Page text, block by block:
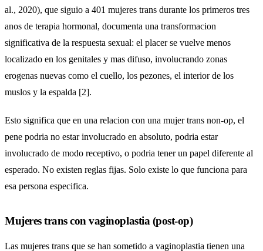
al., 2020), que siguio a 401 mujeres trans durante los primeros tres
anos de terapia hormonal, documenta una transformacion
significativa de la respuesta sexual: el placer se vuelve menos
localizado en los genitales y mas difuso, involucrando zonas
erogenas nuevas como el cuello, los pezones, el interior de los
muslos y la espalda [2].
Esto significa que en una relacion con una mujer trans non-op, el
pene podria no estar involucrado en absoluto, podria estar
involucrado de modo receptivo, o podria tener un papel diferente al
esperado. No existen reglas fijas. Solo existe lo que funciona para
esa persona especifica.
Mujeres trans con vaginoplastia (post-op)
Las mujeres trans que se han sometido a vaginoplastia tienen una